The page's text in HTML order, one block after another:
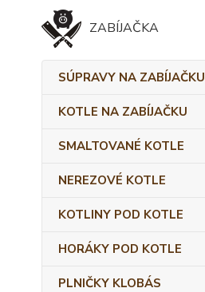
ZABÍJAČKA
SÚPRAVY NA ZABÍJAČKU
KOTLE NA ZABÍJAČKU
SMALTOVANÉ KOTLE
NEREZOVÉ KOTLE
KOTLINY POD KOTLE
HORÁKY POD KOTLE
PLNIČKY KLOBÁS